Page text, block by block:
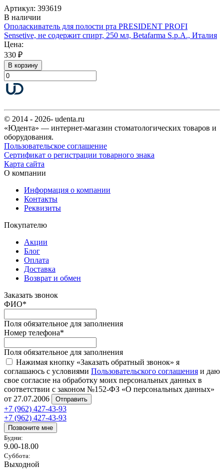
Артикул: 393619
В наличии
Ополаскиватель для полости рта PRESIDENT PROFI
Sensetive, не содержит спирт, 250 мл, Betafarma S.p.A., Италия
Цена:
330 ₽
В корзину
© 2014 - 2026- udenta.ru
«Юдента» — интернет-магазин стоматологических товаров и
оборудования.
Пользовательское соглашение
Сертификат о регистрации товарного знака
Карта сайта
О компании
Информация о компании
Контакты
Реквизиты
Покупателю
Акции
Блог
Оплата
Доставка
Возврат и обмен
Заказать звонок
ФИО*
Поля обязательное для заполнения
Номер телефона*
Поля обязательное для заполнения
Нажимая кнопку «Заказать обратный звонок» я
соглашаюсь с условиями Пользовательского соглашения и даю
свое согласие на обработку моих персональных данных в
соответствии с законом №152-ФЗ «О персональных данных»
от 27.07.2006
Отправить
+7 (962) 427-43-93
+7 (962) 427-43-93
Позвоните мне
Будни:
9.00-18.00
Суббота:
Выходной